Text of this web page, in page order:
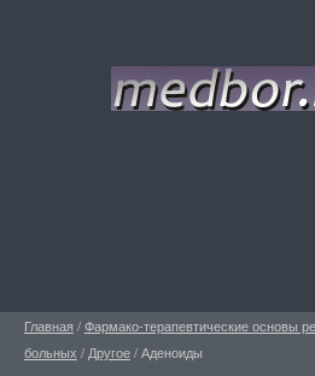
Главная /Фармако-терапевтические основы
больных / Другое/Аденоиды